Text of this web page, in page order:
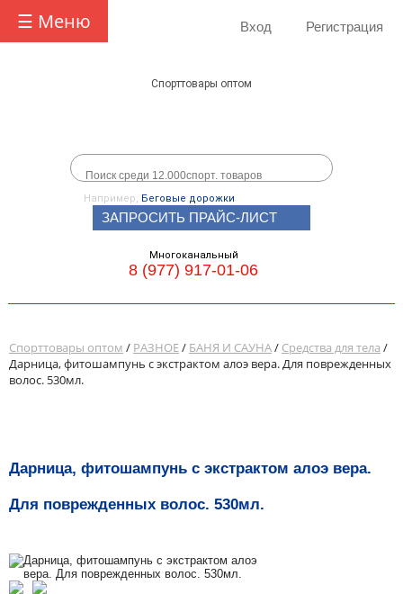
☰ Меню Вход Регистрация
Спорттовары оптом
Например, Беговые дорожки
ЗАПРОСИТЬ ПРАЙС-ЛИСТ
Многоканальный
8 (977) 917-01-06
Спорттовары оптом / РАЗНОЕ/ БАНЯ И САУНА/ Средства для тела /
Дарница, фитошампунь с экстрактом алоэ вера. Для поврежденных
волос. 530мл.
Дарница, фитошампунь с экстрактом алоэ вера.
Для поврежденных волос. 530мл.